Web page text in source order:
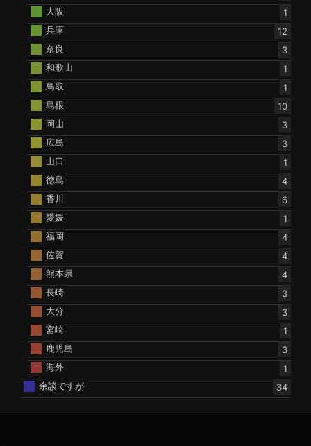
大阪
1
兵庫
12
奈良
3
和歌山
1
鳥取
1
島根
10
岡山
3
広島
3
山口
1
徳島
4
香川
6
愛媛
1
福岡
4
佐賀
4
熊本県
4
長崎
3
大分
3
宮崎
1
鹿児島
3
海外
1
余談ですが
34